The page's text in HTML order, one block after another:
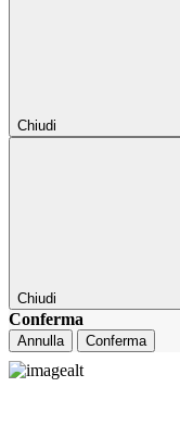
Chiudi
Chiudi
Conferma
Annulla Conferma